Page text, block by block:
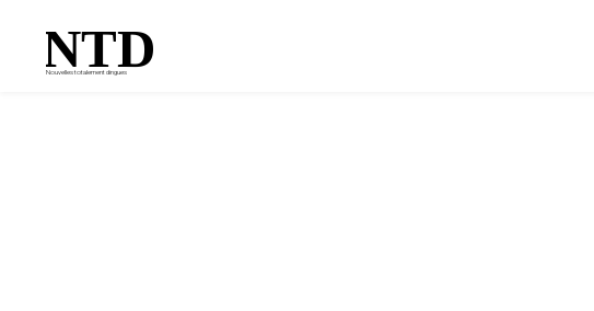
Nouvelles totalement dingues
NTD